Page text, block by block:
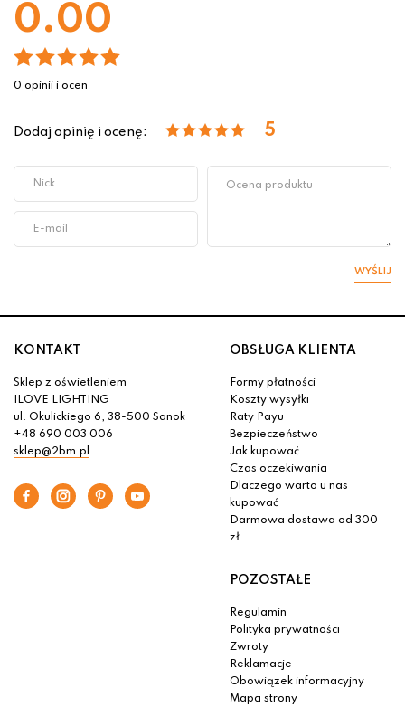
0.00
0 opinii i ocen
Dodaj opinię i ocenę: 5
WYŚLIJ
KONTAKT
Sklep z oświetleniem
ILOVE LIGHTING
ul. Okulickiego 6, 38-500 Sanok
+48 690 003 006
sklep@2bm.pl
OBSŁUGA KLIENTA
Formy płatności
Koszty wysyłki
Raty Payu
Bezpieczeństwo
Jak kupować
Czas oczekiwania
Dlaczego warto u nas
kupować
Darmowa dostawa od 300
zł
POZOSTAŁE
Regulamin
Polityka prywatności
Zwroty
Reklamacje
Obowiązek informacyjny
Mapa strony